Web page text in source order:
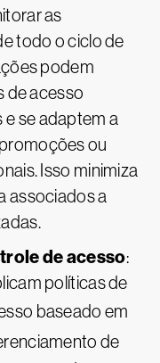
as
todo o ciclo de
podem
de acesso
se adaptem a
ou
Isso minimiza
associados a
de acesso:
políticas de
baseado em
de